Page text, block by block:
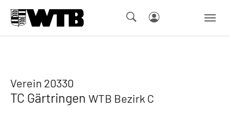
Verein 20330
TC Gärtringen WTB Bezirk C